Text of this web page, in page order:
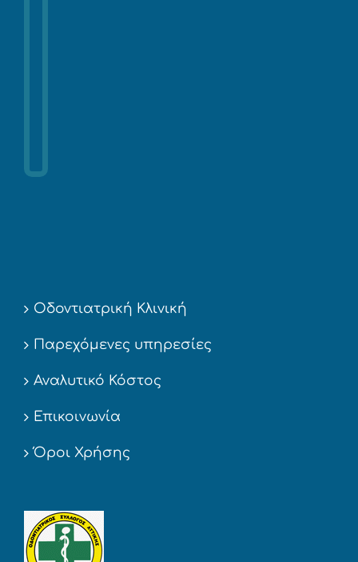
Οδοντιατρική Κλινική
Παρεχόμενες υπηρεσίες
Αναλυτικό Κόστος
Επικοινωνία
Όροι Χρήσης